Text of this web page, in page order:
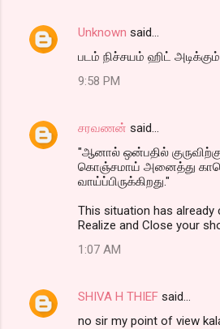
Unknown said…
படம் நிச்சயம் ஹிட்
9:58 PM
சரவணன் said…
"ஆனால் ஒன்பதில்
கொஞ்சமாய் அனைத்து
வாய்ப்பிருக்கிறது."
This situation has already
Realize and Close your
1:07 AM
SHIVA H THIEF said…
no sir my point of view